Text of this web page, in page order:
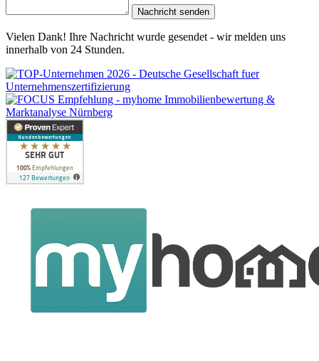
Nachricht senden
Vielen Dank! Ihre Nachricht wurde gesendet - wir melden uns
innerhalb von 24 Stunden.